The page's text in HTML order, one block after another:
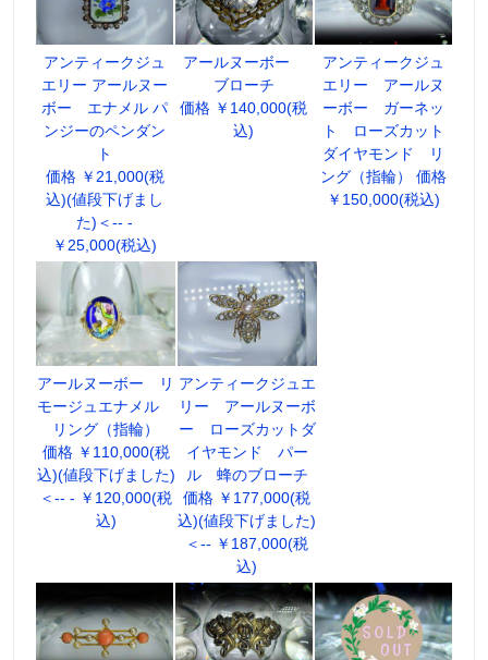
アンティークジュ
エリー アールヌー
ボー エナメル パ
ンジーのペンダン
ト
価格 ￥21,000(税
込)(値段下げまし
た)＜-- -
￥25,000(税込)
アールヌーボー
ブローチ
価格 ￥140,000(税
込)
アンティークジュ
エリー アールヌ
ーボー ガーネッ
ト ローズカット
ダイヤモンド リ
ング（指輪） 価格
￥150,000(税込)
アールヌーボー リ
モージュエナメル
リング（指輪）
価格 ￥110,000(税
込)(値段下げました)
＜-- - ￥120,000(税
込)
アンティークジュエ
リー アールヌーボ
ー ローズカットダ
イヤモンド パー
ル 蜂のブローチ
価格 ￥177,000(税
込)(値段下げました)
＜-- ￥187,000(税
込)